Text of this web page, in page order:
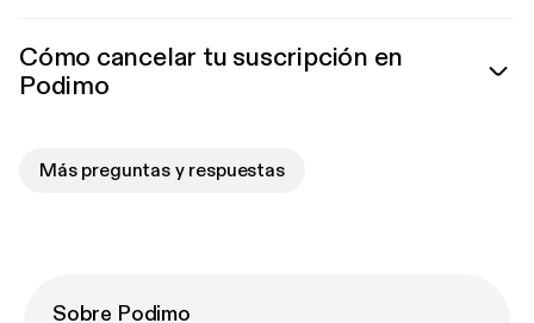
Cómo cancelar tu suscripción en
Podimo
Más preguntas y respuestas
Sobre Podimo